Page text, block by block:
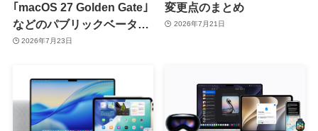
｢macOS 27 Golden Gate｣
などのパブリックベータ2
を提供開始
2026年7月23日
変更点のまとめ
2026年7月21日